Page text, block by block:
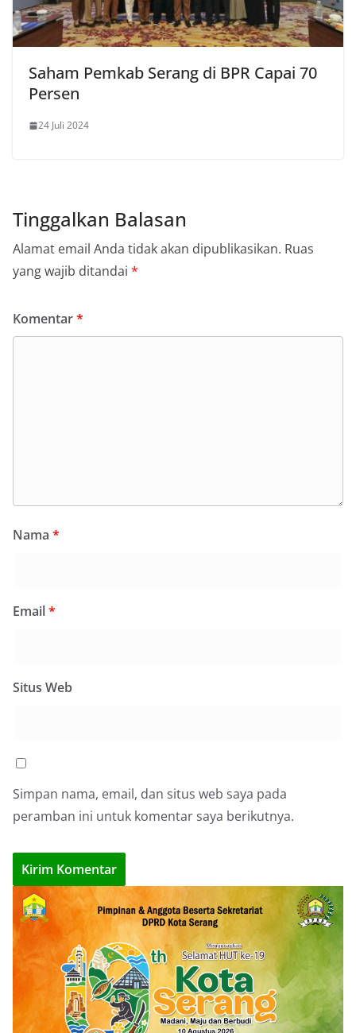
Saham Pemkab Serang di BPR Capai 70
Persen
24 Juli 2024
Tinggalkan Balasan
Alamat email Anda tidak akan dipublikasikan. Ruas
yang wajib ditandai *
Komentar*
Nama *
Email*
Situs Web
Simpan nama, email, dan situs web saya pada
peramban ini untuk komentar saya berikutnya.